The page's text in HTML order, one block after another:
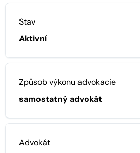
Stav
Aktivní
Způsob výkonu advokacie
samostatný advokát
Advokát